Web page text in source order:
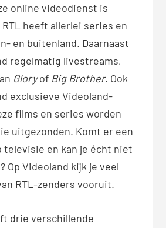
online videodienst is
heeft allerlei series en
en buitenland. Daarnaast
regelmatig livestreams,
Gloryof Big Brother. Ook
exclusieve Videoland-
films en series worden
uitgezonden. Komt er een
televisie en kan je écht niet
Op Videoland kijk je veel
RTL-zenders vooruit.
drie verschillende